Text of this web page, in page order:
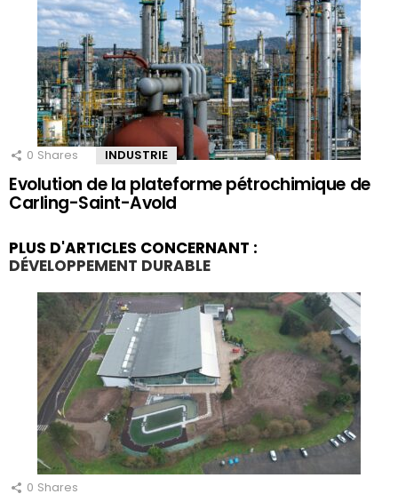
0 Shares INDUSTRIE
Evolution de la plateforme pétrochimique de
Carling-Saint-Avold
PLUS D'ARTICLES CONCERNANT :
DÉVELOPPEMENT DURABLE
0 Shares